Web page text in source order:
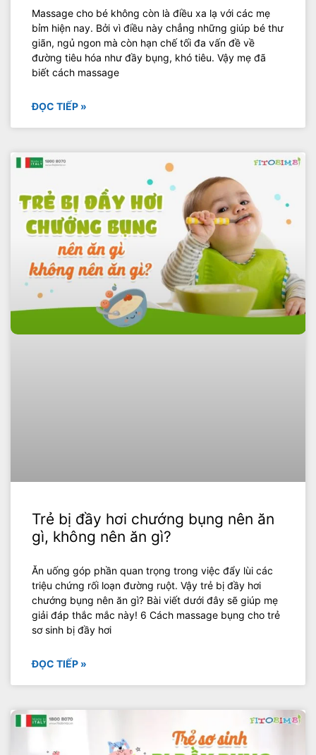
Massage cho bé không còn là điều xa lạ với các mẹ
bỉm hiện nay. Bởi vì điều này chẳng những giúp bé thư
giãn, ngủ ngon mà còn hạn chế tối đa vấn đề về
đường tiêu hóa như đầy bụng, khó tiêu. Vậy mẹ đã
biết cách massage
ĐỌC TIẾP »
Trẻ bị đầy hơi chướng bụng nên ăn
gì, không nên ăn gì?
Ăn uống góp phần quan trọng trong việc đẩy lùi các
triệu chứng rối loạn đường ruột. Vậy trẻ bị đầy hơi
chướng bụng nên ăn gì? Bài viết dưới đây sẽ giúp mẹ
giải đáp thắc mắc này! 6 Cách massage bụng cho trẻ
sơ sinh bị đầy hơi
ĐỌC TIẾP »